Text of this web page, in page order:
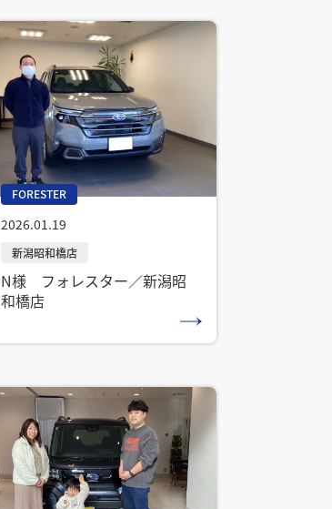
FORESTER
2026.01.19
新潟昭和橋店
N様 フォレスター／新潟昭
和橋店